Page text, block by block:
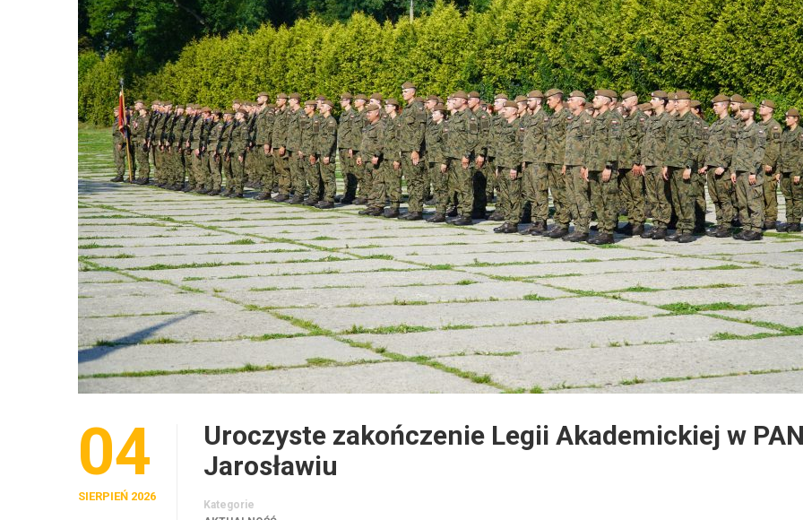
04
SIERPIEŃ 2026
Uroczyste zakończenie Legii Akademickiej w
Jarosławiu
Kategorie